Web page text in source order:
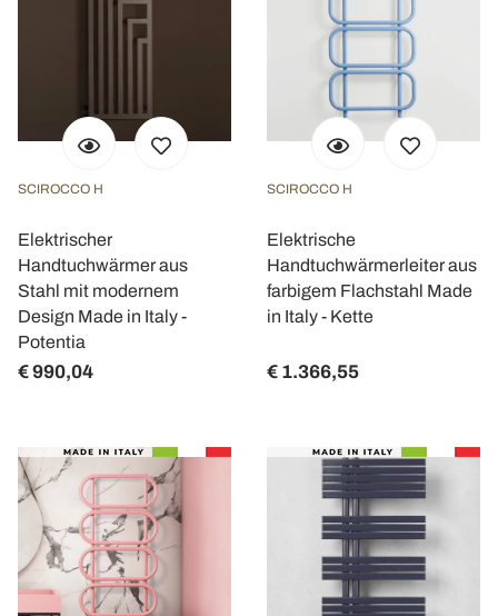
SCIROCCO H
Elektrischer
Handtuchwärmer aus
Stahl mit modernem
Design Made in Italy -
Potentia
€ 990,04
SCIROCCO H
Elektrische
Handtuchwärmerleiter aus
farbigem Flachstahl Made
in Italy - Kette
€ 1.366,55